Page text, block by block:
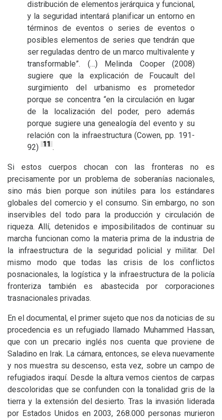
distribución de elementos jerárquica y funcional,
y la seguridad intentará planificar un entorno en
términos de eventos o series de eventos o
posibles elementos de series que tendrán que
ser reguladas dentro de un marco multivalente y
transformable”. (…) Melinda Cooper (2008)
sugiere que la explicación de Foucault del
surgimiento del urbanismo es prometedor
porque se concentra “en la circulación en lugar
de la localización del poder, pero además
porque sugiere una genealogía del evento y su
relación con la infraestructura (Cowen, pp. 191-
92) 11 .
Si estos cuerpos chocan con las fronteras no es
precisamente por un problema de soberanías nacionales,
sino más bien porque son inútiles para los estándares
globales del comercio y el consumo. Sin embargo, no son
inservibles del todo para la producción y circulación de
riqueza. Allí, detenidos e imposibilitados de continuar su
marcha funcionan como la materia prima de la industria de
la infraestructura de la seguridad policial y militar. Del
mismo modo que todas las crisis de los conflictos
posnacionales, la logística y la infraestructura de la policía
fronteriza también es abastecida por corporaciones
trasnacionales privadas.
En el documental, el primer sujeto que nos da noticias de su
procedencia es un refugiado llamado Muhammed Hassan,
que con un precario inglés nos cuenta que proviene de
Saladino en Irak. La cámara, entonces, se eleva nuevamente
y nos muestra su descenso, esta vez, sobre un campo de
refugiados iraquí. Desde la altura vemos cientos de carpas
descoloridas que se confunden con la tonalidad gris de la
tierra y la extensión del desierto. Tras la invasión liderada
por Estados Unidos en 2003, 268.000 personas murieron